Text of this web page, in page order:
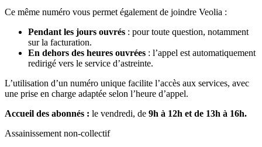
Ce même numéro vous permet également de joindre Veolia :
Pendant les jours ouvrés : pour toute question, notamment
sur la facturation.
En dehors des heures ouvrées : l’appel est automatiquement
redirigé vers le service d’astreinte.
L’utilisation d’un numéro unique facilite l’accès aux services, avec
une prise en charge adaptée selon l’heure d’appel.
Accueil des abonnés : le vendredi, de 9h à 12h et de 13h à 16h.
Assainissement non-collectif